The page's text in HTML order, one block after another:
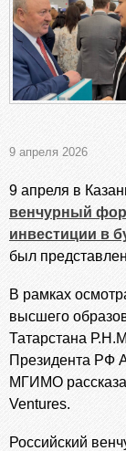
9 апреля 2026
9 апреля в
венчурный
инвестиции в
был
В рамках
высшего
Татарстана
Президента РФ
МГИМО
Ventures.
Российский